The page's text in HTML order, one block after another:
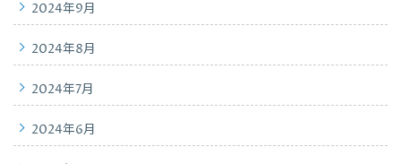
2024年9月
2024年8月
2024年7月
2024年6月